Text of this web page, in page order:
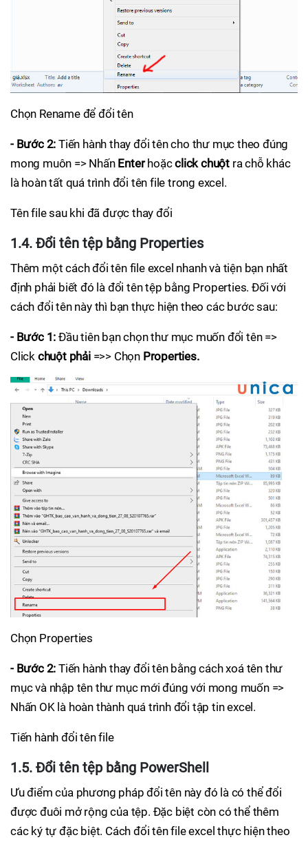
Chọn Rename để đổi tên
- Bước 2: Tiến hành thay đổi tên cho thư mục theo đúng
mong muôn => Nhấn Enterhoặcclick chuột ra chỗ khác
là hoàn tất quá trình đổi tên file trong excel.
Tên file sau khi đã được thay đổi
1.4. Đổi tên tệp bằng Properties
Thêm một cách đổi tên file excel nhanh và tiện bạn nhất
định phải biết đó là đổi tên tệp bằng Properties. Đối với
cách đổi tên này thì bạn thực hiện theo các bước sau:
- Bước 1: Đầu tiên bạn chọn thư mục muốn đổi tên =>
Click chuột phải=>> Chọn Properties.
Chọn Properties
- Bước 2: Tiến hành thay đổi tên bằng cách xoá tên thư
mục và nhập tên thư mục mới đúng với mong muốn =>
Nhấn OK là hoàn thành quá trình đổi tập tin excel.
Tiến hành đổi tên file
1.5. Đổi tên tệp bằng PowerShell
Ưu điểm của phương pháp đổi tên này đó là có thể đổi
được đuôi mở rộng của tệp. Đặc biệt còn có thể thêm
các ký tự đặc biệt. Cách đổi tên file excel thực hiện theo